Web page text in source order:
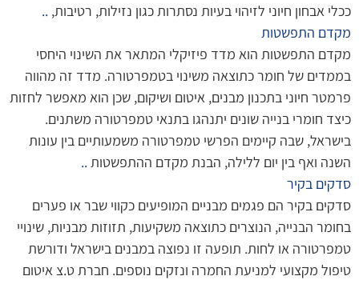
ככלי אבחון חיוני לזיהוי בעיות נסתרות כגון נזילות, רטיבות, ..
מקדם התפשטות
מקדם התפשטות הוא מדד פיזיקלי המתאר את השינוי היחסי
בממדים של חומר כתוצאה משינוי בטמפרטורה. מדד זה מהווה
פרמטר חיוני בתכנון מבנים, איטום ושיקום, שכן הוא מאפשר לחזות
כיצד חומרי בנייה שונים יתנהגו בתנאי טמפרטורה משתנים.
בישראל, שבה קיימים הפרשי טמפרטורה משמעותיים בין עונות
השנה ואף בין יום ללילה, הבנת מקדם ההתפשטות ..
סדקים בקיר
סדקים בקיר הם פגמים מבניים המופיעים כקווי שבר או פערים
בחומר הבנייה, הנוצרים כתוצאה משקיעות, תזוזות מבניות, שינויי
טמפרטורה או לחות. תופעה זו נפוצה במבנים בישראל ודורשת
טיפול מקצועי למניעת החמרה ונזקים נוספים. חברת ט.צ איטום